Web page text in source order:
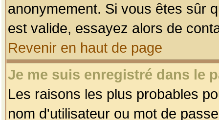
anonymement. Si vous êtes sûr
est valide, essayez alors de
Revenir en haut de page
Je me suis enregistré dans le
Les raisons les plus probables
nom d'utilisateur ou mot de